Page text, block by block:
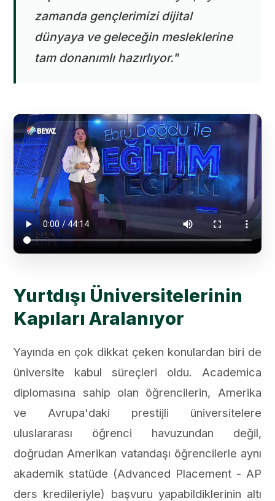
zamanda gençlerimizi dijital
dünyaya ve geleceğin mesleklerine
tam donanımlı hazırlıyor."
Yurtdışı Üniversitelerinin
Kapıları Aralanıyor
Yayında en çok dikkat çeken konulardan biri de
üniversite kabul süreçleri oldu. Academica
diplomasına sahip olan öğrencilerin, Amerika
ve Avrupa'daki prestijli üniversitelere
uluslararası öğrenci havuzundan değil,
doğrudan Amerikan vatandaşı öğrencilerle aynı
akademik statüde (Advanced Placement - AP
ders kredileriyle) başvuru yapabildiklerinin altı